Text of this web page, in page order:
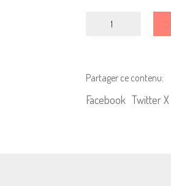
quantité
La
qui
Partager ce contenu:
Facebook Twitter X